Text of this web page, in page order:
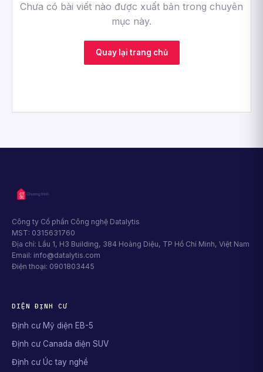
Chưa có bài viết nào được xuất bản trong chuyên
mục này.
Quay lại trang chủ
Công ty Cổ phần Công nghệ Datalytis
MST: 0315631760
Địa chỉ: Lầu 1, H3 Building, 384 Hoàng Diệu, TP Hồ Chí Minh, Việt Nam
Email: info@datalytis.com
Điện thoại: 0901803445
DIỆN ĐỊNH CƯ
Định cư Mỹ diện EB-5
Định cư Canada diện SUV
Định cư Úc tay nghề